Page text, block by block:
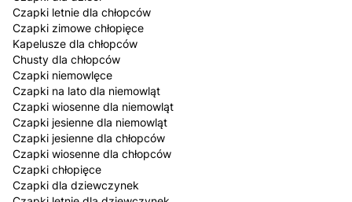
Czapki letnie dla chłopców
Czapki zimowe chłopięce
Kapelusze dla chłopców
Chusty dla chłopców
Czapki niemowlęce
Czapki na lato dla niemowląt
Czapki wiosenne dla niemowląt
Czapki jesienne dla niemowląt
Czapki jesienne dla chłopców
Czapki wiosenne dla chłopców
Czapki chłopięce
Czapki dla dziewczynek